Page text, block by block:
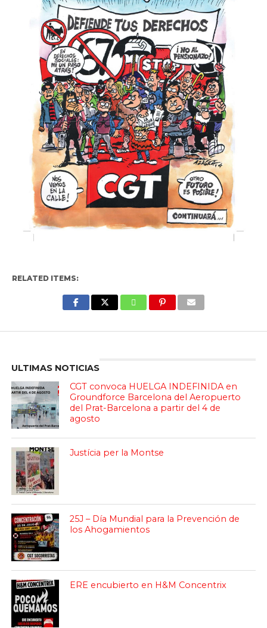
RELATED ITEMS:
ULTIMAS NOTICIAS
CGT convoca HUELGA INDEFINIDA en
Groundforce Barcelona del Aeropuerto
del Prat-Barcelona a partir del 4 de
agosto
Justícia per la Montse
25J – Día Mundial para la Prevención de
los Ahogamientos
ERE encubierto en H&M Concentrix